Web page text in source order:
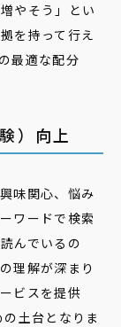
やそう」とい
を持って行え
最適な配分
）向上
味関心、悩み
ワードで検索
んでいるの
理解が深まり
ビスを提供
土台となりま